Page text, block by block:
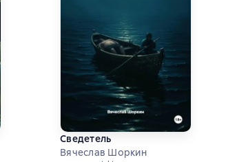
Сведетель
Вячеслав Шоркин